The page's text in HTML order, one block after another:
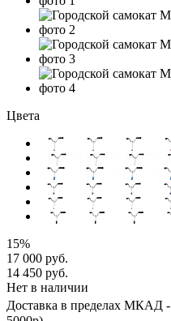
Цвета
15%
17 000 руб.
14 450 руб.
Нет в наличии
Доставка в пределах МКАД -